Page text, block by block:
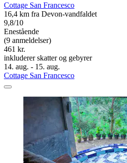
Cottage San Francesco
16,4 km fra Devon-vandfaldet
9,8/10
Enestående
(9 anmeldelser)
461 kr.
inkluderer skatter og gebyrer
14. aug. - 15. aug.
Cottage San Francesco